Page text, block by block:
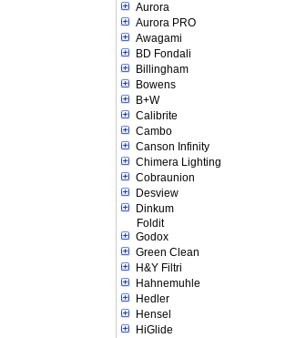
Aurora
Aurora PRO
Awagami
BD Fondali
Billingham
Bowens
B+W
Calibrite
Cambo
Canson Infinity
Chimera Lighting
Cobraunion
Desview
Dinkum
Foldit
Godox
Green Clean
H&Y Filtri
Hahnemuhle
Hedler
Hensel
HiGlide